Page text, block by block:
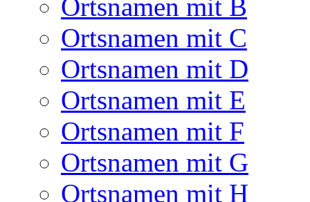
Ortsnamen mit B
Ortsnamen mit C
Ortsnamen mit D
Ortsnamen mit E
Ortsnamen mit F
Ortsnamen mit G
Ortsnamen mit H